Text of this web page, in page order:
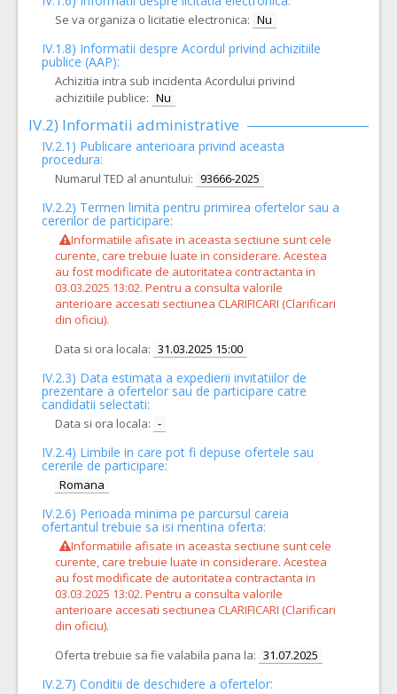
Se va organiza o licitatie electronica: Nu
IV.1.8) Informatii despre Acordul privind achizitiile
publice (AAP):
Achizitia intra sub incidenta Acordului privind
achizitiile publice: Nu
IV.2) Informatii administrative
IV.2.1) Publicare anterioara privind aceasta
procedura:
Numarul TED al anuntului: 93666-2025
IV.2.2) Termen limita pentru primirea ofertelor sau a
cererilor de participare:
Informatiile afisate in aceasta sectiune sunt cele
curente, care trebuie luate in considerare. Acestea
au fost modificate de autoritatea contractanta in
03.03.2025 13:02. Pentru a consulta valorile
anterioare accesati sectiunea CLARIFICARI (Clarificari
din oficiu).
Data si ora locala: 31.03.2025 15:00
IV.2.3) Data estimata a expedierii invitatiilor de
prezentare a ofertelor sau de participare catre
candidatii selectati:
Data si ora locala: -
IV.2.4) Limbile in care pot fi depuse ofertele sau
cererile de participare:
Romana
IV.2.6) Perioada minima pe parcursul careia
ofertantul trebuie sa isi mentina oferta:
Informatiile afisate in aceasta sectiune sunt cele
curente, care trebuie luate in considerare. Acestea
au fost modificate de autoritatea contractanta in
03.03.2025 13:02. Pentru a consulta valorile
anterioare accesati sectiunea CLARIFICARI (Clarificari
din oficiu).
Oferta trebuie sa fie valabila pana la: 31.07.2025
IV.2.7) Conditii de deschidere a ofertelor: